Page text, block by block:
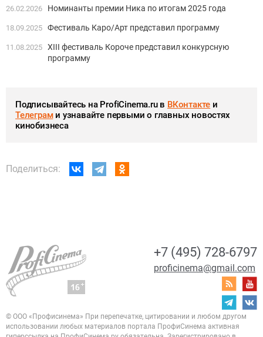
26.02.2026 Номинанты премии Ника по итогам 2025 года
18.09.2025 Фестиваль Каро/Арт представил программу
11.08.2025 XIII фестиваль Короче представил конкурсную
программу
Подписывайтесь на ProfiCinema.ru в ВКонтакте и
Телеграми узнавайте первыми о главных новостях
кинобизнеса
Поделиться:
+7 (495) 728-6797
proficinema@gmail.com
© ООО «Профисинема» При перепечатке, цитировании и любом другом
использовании любых материалов портала ПрофиСинема активная